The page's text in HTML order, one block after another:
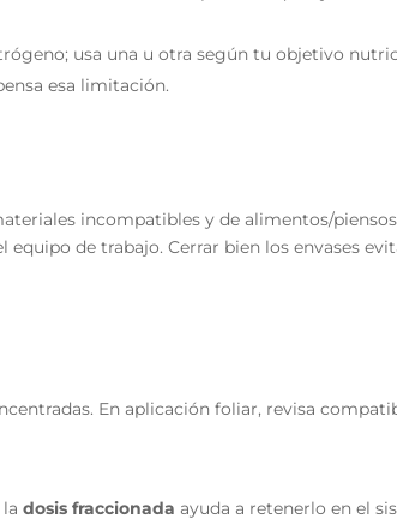
usa una u otra según tu objetivo
esa limitación.
incompatibles y de alimentos/
equipo de trabajo. Cerrar bien los envases
En aplicación foliar, revisa
ladosis fraccionada ayuda a retenerlo en el